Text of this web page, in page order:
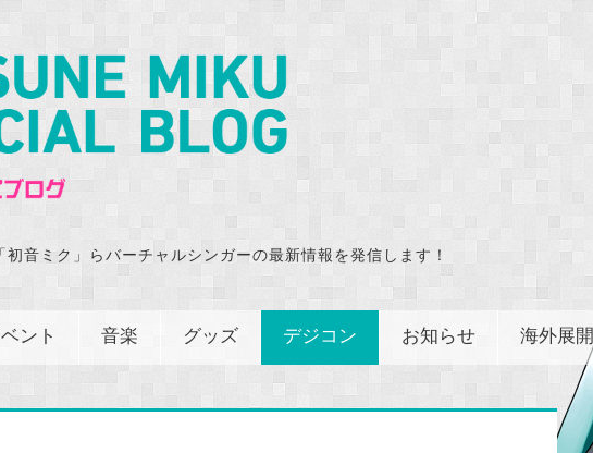
初音ミク」らバーチャルシンガーの最新情報を発信します！
ント 音楽 グッズ デジコン お知らせ 海外展開